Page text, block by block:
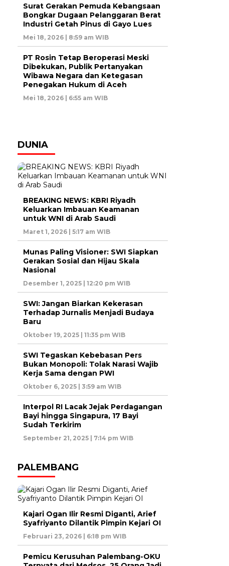
Surat Gerakan Pemuda Kebangsaan
Bongkar Dugaan Pelanggaran Berat
Industri Getah Pinus di Gayo Lues
Mei 18, 2026 | 8:59 am WIB
PT Rosin Tetap Beroperasi Meski
Dibekukan, Publik Pertanyakan
Wibawa Negara dan Ketegasan
Penegakan Hukum di Aceh
Mei 18, 2026 | 6:55 am WIB
DUNIA
BREAKING NEWS: KBRI Riyadh
Keluarkan Imbauan Keamanan
untuk WNI di Arab Saudi
Maret 1, 2026 | 5:17 am WIB
Munas Paling Visioner: SWI Siapkan
Gerakan Sosial dan Hijau Skala
Nasional
Desember 1, 2025 | 12:20 pm WIB
SWI: Jangan Biarkan Kekerasan
Terhadap Jurnalis Menjadi Budaya
Baru
Oktober 19, 2025 | 11:35 pm WIB
SWI Tegaskan Kebebasan Pers
Bukan Monopoli: Tolak Narasi Wajib
Kerja Sama dengan PWI
Oktober 6, 2025 | 3:59 am WIB
Interpol RI Lacak Jejak Perdagangan
Bayi hingga Singapura, 17 Bayi
Sudah Terkirim
September 21, 2025 | 7:14 pm WIB
PALEMBANG
Kajari Ogan Ilir Resmi Diganti, Arief
Syafriyanto Dilantik Pimpin Kejari OI
Februari 23, 2026 | 6:18 pm WIB
Pemicu Kerusuhan Palembang-OKU